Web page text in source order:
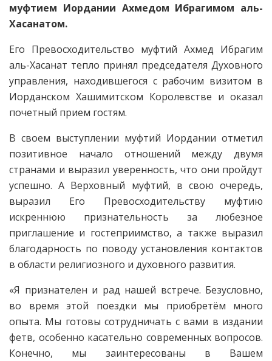
муфтием Иордании Ахмедом Ибрагимом аль-
Хасанатом.
Его Превосходительство муфтий Ахмед Ибрагим
аль-Хасанат тепло принял председателя Духовного
управления, находившегося с рабочим визитом в
Иорданском Хашимитском Королевстве и оказал
почетный прием гостям.
В своем выступлении муфтий Иордании отметил
позитивное начало отношений между двумя
странами и выразил уверенность, что они пройдут
успешно. А Верховный муфтий, в свою очередь,
выразил Его Превосходительству муфтию
искреннюю признательность за любезное
приглашение и гостеприимство, а также выразил
благодарность по поводу установления контактов
в области религиозного и духовного развития.
«Я признателен и рад нашей встрече. Безусловно,
во время этой поездки мы приобретём много
опыта. Мы готовы сотрудничать с вами в издании
фетв, особенно касательно современных вопросов.
Конечно, мы заинтересованы в Вашем